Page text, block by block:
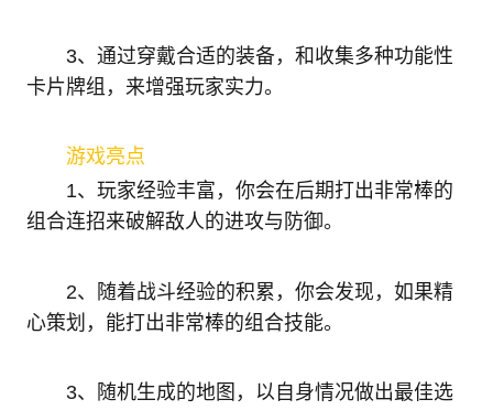
3、通过穿戴合适的装备，和收集多种功能性
卡片牌组，来增强玩家实力。
游戏亮点
1、玩家经验丰富，你会在后期打出非常棒的
组合连招来破解敌人的进攻与防御。
2、随着战斗经验的积累，你会发现，如果精
心策划，能打出非常棒的组合技能。
3、随机生成的地图，以自身情况做出最佳选